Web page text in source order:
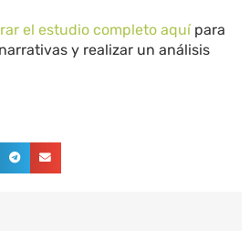
el estudio completo aquí para
y realizar un análisis